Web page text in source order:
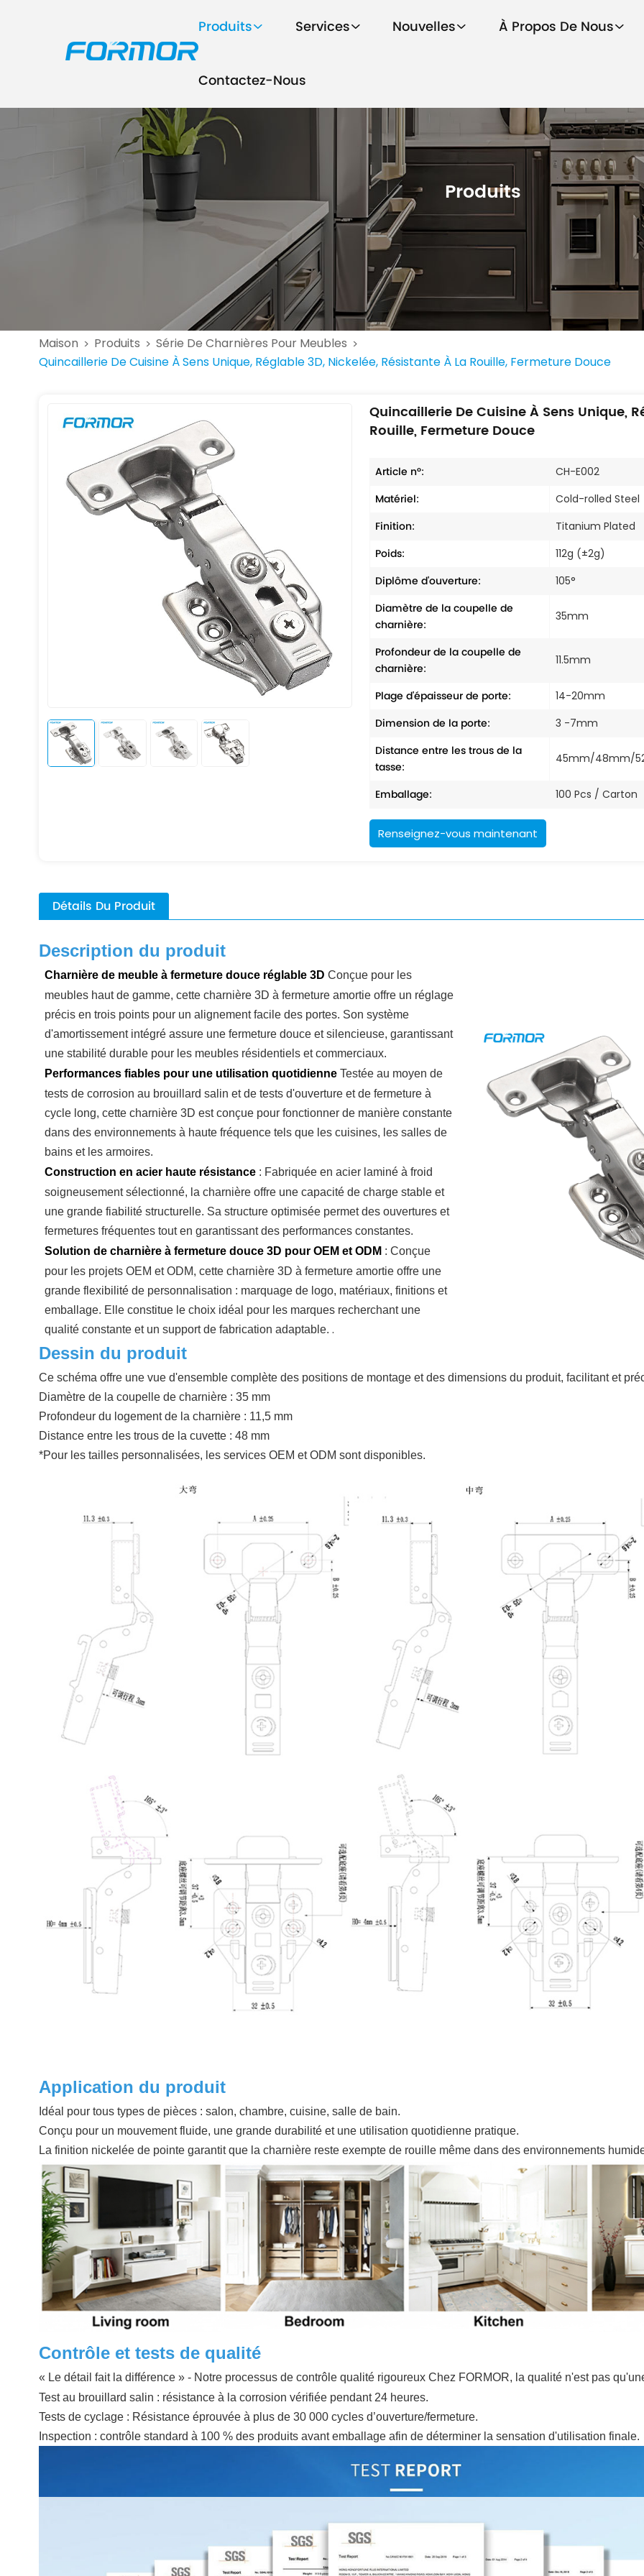
Produits Services Nouvelles À Propos De Nous
Contactez-Nous
Produits
Maison > Produits > Série De Charnières Pour Meubles >
Quincaillerie De Cuisine À Sens Unique, Réglable 3D, Nickelée, Résistante À La Rouille, Fermeture Douce
Quincaillerie De Cuisine À Sens Unique,
Rouille, Fermeture Douce
Article n°: CH-E002
Matériel: Cold-rolled Steel
Finition: Titanium Plated
Poids: 112g (±2g)
Diplôme d'ouverture: 105°
Diamètre de la coupelle de
charnière:
35mm
Profondeur de la coupelle de
charnière:
11.5mm
Plage d'épaisseur de porte: 14-20mm
Dimension de la porte: 3 -7mm
Distance entre les trous de la
tasse:
45mm/48mm/
Emballage: 100 Pcs / Carton
Renseignez-vous maintenant
Détails Du Produit
Description du produit
Charnière de meuble à fermeture douce réglable 3D Conçue pour les
meubles haut de gamme, cette charnière 3D à fermeture amortie offre un réglage
précis en trois points pour un alignement facile des portes. Son système
d'amortissement intégré assure une fermeture douce et silencieuse, garantissant
une stabilité durable pour les meubles résidentiels et commerciaux.
Performances fiables pour une utilisation quotidienne Testée au moyen de
tests de corrosion au brouillard salin et de tests d'ouverture et de fermeture à
cycle long, cette charnière 3D est conçue pour fonctionner de manière constante
dans des environnements à haute fréquence tels que les cuisines, les salles de
bains et les armoires.
Construction en acier haute résistance : Fabriquée en acier laminé à froid
soigneusement sélectionné, la charnière offre une capacité de charge stable et
une grande fiabilité structurelle. Sa structure optimisée permet des ouvertures et
fermetures fréquentes tout en garantissant des performances constantes.
Solution de charnière à fermeture douce 3D pour OEM et ODM : Conçue
pour les projets OEM et ODM, cette charnière 3D à fermeture amortie offre une
grande flexibilité de personnalisation : marquage de logo, matériaux, finitions et
emballage. Elle constitue le choix idéal pour les marques recherchant une
qualité constante et un support de fabrication adaptable. .
Dessin du produit
Ce schéma offre une vue d'ensemble complète des positions de montage et des dimensions du produit, facilitant et
Diamètre de la coupelle de charnière : 35 mm
Profondeur du logement de la charnière : 11,5 mm
Distance entre les trous de la cuvette : 48 mm
*Pour les tailles personnalisées, les services OEM et ODM sont disponibles.
Application du produit
Idéal pour tous types de pièces : salon, chambre, cuisine, salle de bain.
Conçu pour un mouvement fluide, une grande durabilité et une utilisation quotidienne pratique.
La finition nickelée de pointe garantit que la charnière reste exempte de rouille même dans des environnements
Contrôle et tests de qualité
« Le détail fait la différence » - Notre processus de contrôle qualité rigoureux Chez FORMOR, la qualité n'est pas
Test au brouillard salin : résistance à la corrosion vérifiée pendant 24 heures.
Tests de cyclage : Résistance éprouvée à plus de 30 000 cycles d’ouverture/fermeture.
Inspection : contrôle standard à 100 % des produits avant emballage afin de déterminer la sensation d'utilisation finale.